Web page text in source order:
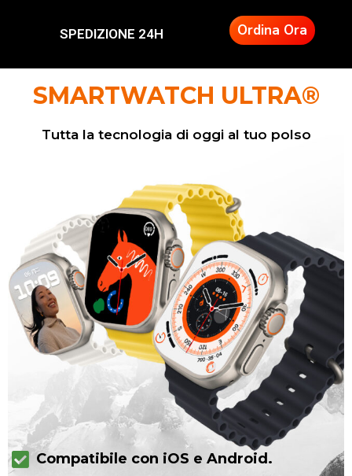
Ordina Ora
SMARTWATCH ULTRA®
Tutta la tecnologia di oggi al tuo polso
Compatibile con iOS e Android.